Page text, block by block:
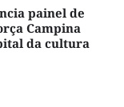
painel de
Campina
da cultura